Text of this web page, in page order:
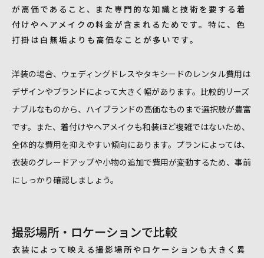
が高価であること、また専門的な知識と技術を要する着
付けやヘアメイクの料金が含まれるためです。特に、色
打掛は白無垢よりも高価なことが多いです。
洋装の場合、ウェディングドレスやタキシードのレンタル費用は
デザインやブランドによって大きく幅があります。比較的リーズ
ナブルなものから、ハイブランドの高価なものまで選択肢が豊富
です。また、着付けやヘアメイクも和装ほど複雑ではないため、
全体的な費用を抑えやすい傾向にあります。プランによっては、
衣装のグレードアップや小物の追加で費用が変動するため、事前
にしっかり確認しましょう。
撮影場所・ロケーションで比較
衣装によって映える撮影場所やロケーションも大きく異